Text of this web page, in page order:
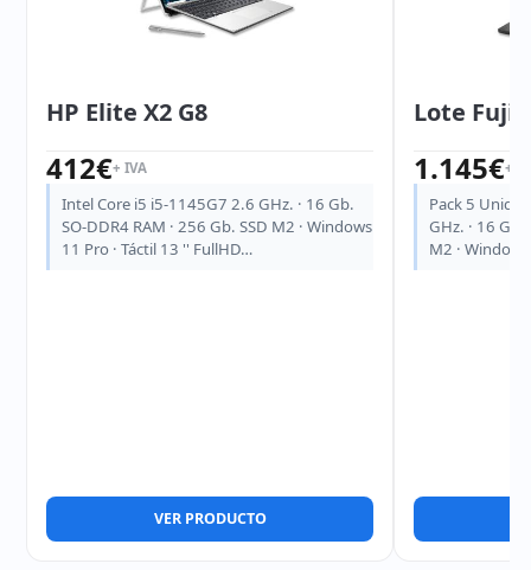
HP Elite X2 G8
412€+ IVA
Intel Core i5 i5-1145G7 2.6 GHz. · 16 Gb.
SO-DDR4 RAM · 256 Gb. SSD M2 · Windows
11 Pro · Táctil 13 '' FullHD…
VER PRODUCTO
Lote
1.145€+
Pack 5
GHz. · 16 Gb.
M2 ·